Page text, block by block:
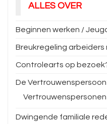
ALLES OVER
Beginnen werken /
Breukregeling
Controlearts op
De Vertrouwenspersoon
Dwingende familiale